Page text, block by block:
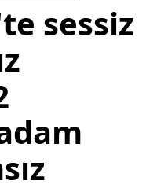
sessiz